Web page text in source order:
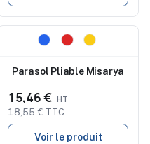
Nouveau
Parasol Pliable Misarya
15,46 €
18,55 € TTC
Voir le produit